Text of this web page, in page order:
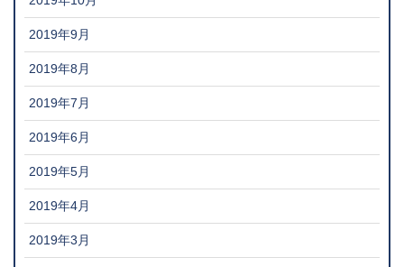
2019年9月
2019年8月
2019年7月
2019年6月
2019年5月
2019年4月
2019年3月